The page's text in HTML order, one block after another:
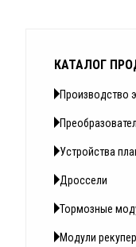
КАТАЛОГ
Производство
Устройства
Дроссели
Тормозные
Модули